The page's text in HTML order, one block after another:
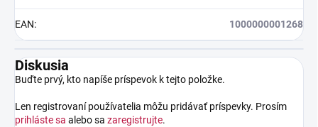
EAN: 1000000001268
Diskusia
Buďte prvý, kto napíše príspevok k tejto položke.
Len registrovaní používatelia môžu pridávať príspevky. Prosím
prihláste sa alebo sa zaregistrujte.